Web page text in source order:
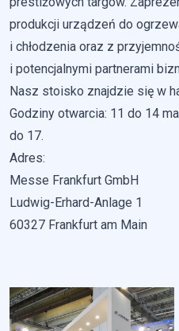
produkcji urządzeń do
i chłodzenia oraz z
i potencjalnymi partnerami
Nasz stoisko znajdzie się w
Godziny otwarcia: 11 do 14
do 17.
Adres:
Messe Frankfurt GmbH
Ludwig-Erhard-Anlage 1
60327 Frankfurt am Main
wyświetlanie reklam, które są
poszczególnych użytkowników
wydawców i reklamodawców
Nieklasyfikowane
Nieklasyfikowane pliki cookie, to
klasyfikowania, wraz z